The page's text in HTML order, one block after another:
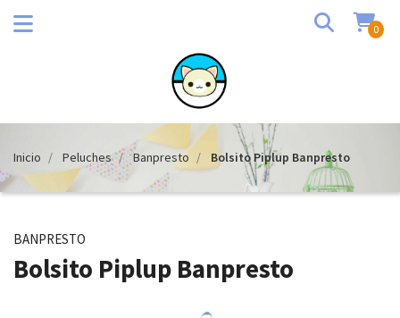
0
Inicio Peluches Banpresto Bolsito Piplup Banpresto
BANPRESTO
Bolsito Piplup Banpresto